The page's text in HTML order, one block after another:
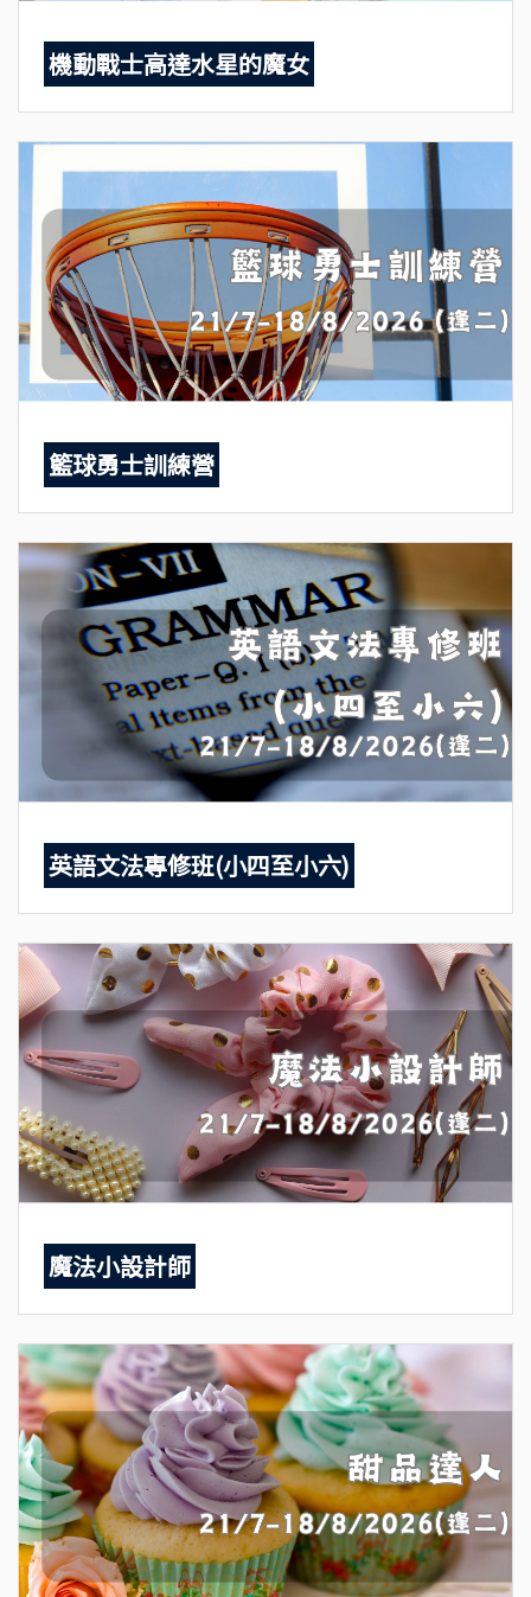
機動戰士高達水星的魔女
籃球勇士訓練營
英語文法專修班(小四至小六)
魔法小設計師